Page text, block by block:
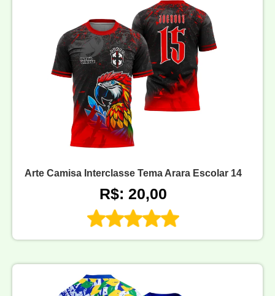
Arte Camisa Interclasse Tema Arara Escolar 14
R$: 20,00